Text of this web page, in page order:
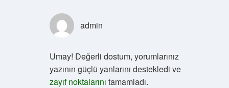
admin
Umay! Değerli dostum, yorumlarınız
yazının güçlü yanlarını destekledi ve
zayıf noktalarını tamamladı.